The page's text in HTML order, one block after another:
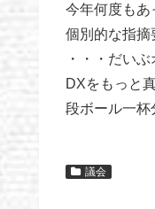
今年何度もあ
個別的な指摘
・・・だい
DXをもっと
段ボール一杯
議会